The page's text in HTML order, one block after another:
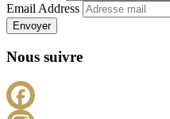
Email Address
Envoyer
Nous suivre